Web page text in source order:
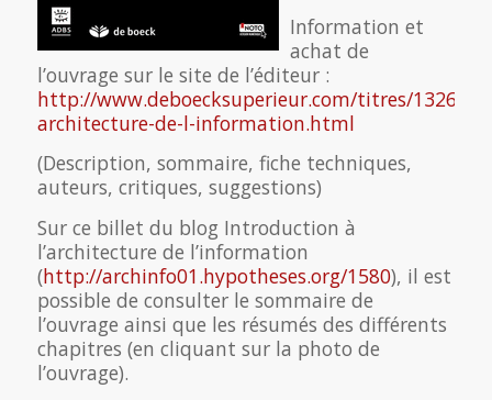
Information et
achat de
l’ouvrage sur le site de l’éditeur :
http://www.deboecksuperieur.com/titres/
architecture-de-l-information.html
(Description, sommaire, fiche techniques,
auteurs, critiques, suggestions)
Sur ce billet du blog Introduction à
l’architecture de l’information
(http://archinfo01.hypotheses.org/1580), il est
possible de consulter le sommaire de
l’ouvrage ainsi que les résumés des différents
chapitres (en cliquant sur la photo de
l’ouvrage).